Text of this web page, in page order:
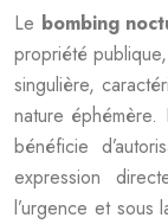
Le bombing
propriété
singulière,
nature éphémère.
bénéficie
expression
l’urgence et sous